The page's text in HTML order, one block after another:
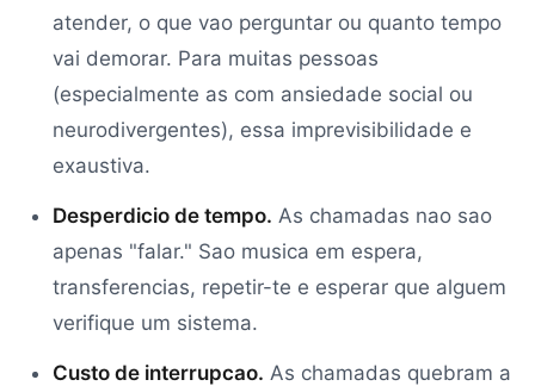
atender, o que vao perguntar ou quanto tempo
vai demorar. Para muitas pessoas
(especialmente as com ansiedade social ou
neurodivergentes), essa imprevisibilidade e
exaustiva.
Desperdicio de tempo. As chamadas nao sao
apenas "falar." Sao musica em espera,
transferencias, repetir-te e esperar que alguem
verifique um sistema.
Custo de interrupcao. As chamadas quebram a